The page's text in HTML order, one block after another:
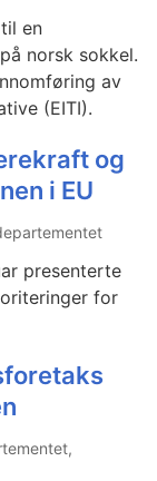
en
norsk sokkel.
av
(EITI).
og
i EU
presenterte
for